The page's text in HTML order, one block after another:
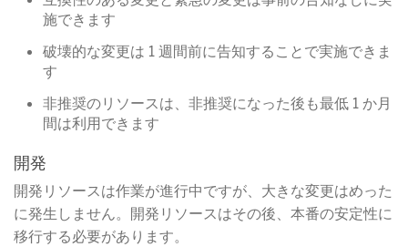
施できます
破壊的な変更は 1 週間前に告知することで実施できま
す
非推奨のリソースは、非推奨になった後も最低 1 か月
間は利用できます
開発
開発リソースは作業が進行中ですが、大きな変更はめった
に発生しません。開発リソースはその後、本番の安定性に
移行する必要があります。